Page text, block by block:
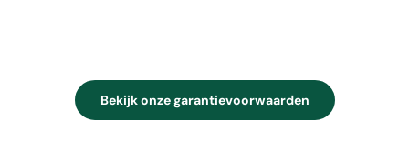
Bekijk onze garantievoorwaarden